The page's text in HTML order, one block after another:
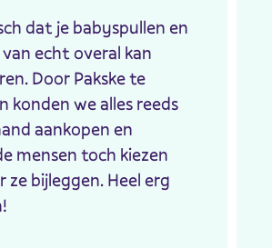
dat je babyspullen en
echt overal kan
Door Pakske te
konden we alles reeds
aankopen en
mensen toch kiezen
ze bijleggen. Heel erg